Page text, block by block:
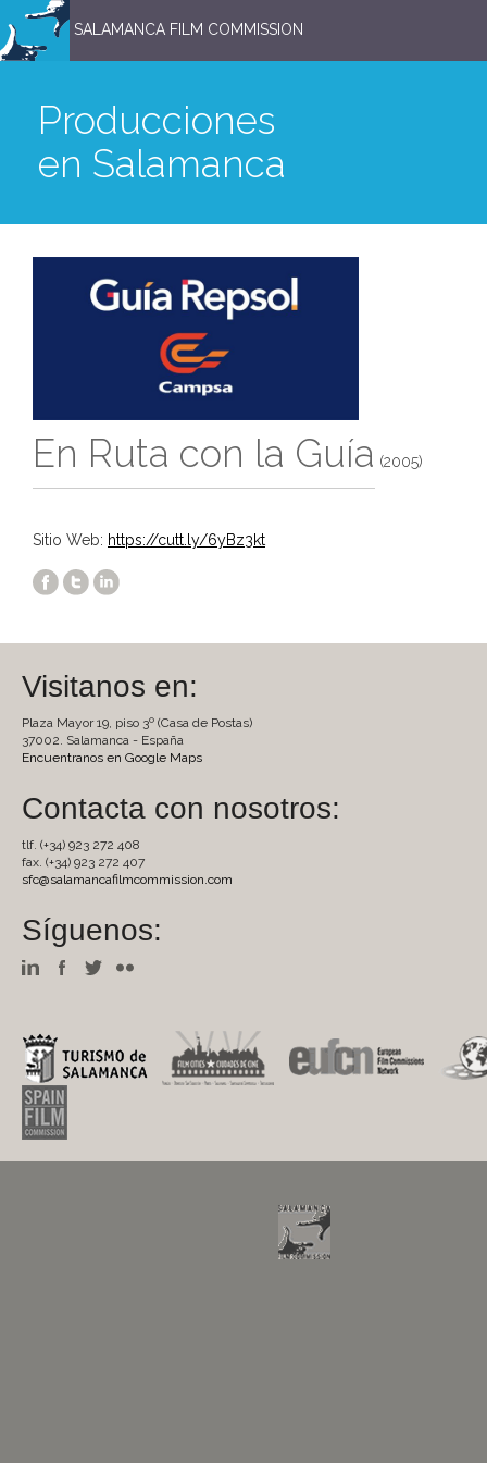
SALAMANCA FILM COMMISSION
Producciones
en Salamanca
En Ruta con la Guía (2005)
Sitio Web: https://cutt.ly/6yBz3kt
Visitanos en:
Plaza Mayor 19, piso 3º (Casa de Postas)
37002. Salamanca - España
Encuentranos en Google Maps
Contacta con nosotros:
tlf. (+34) 923 272 408
fax. (+34) 923 272 407
sfc@salamancafilmcommission.com
Síguenos: